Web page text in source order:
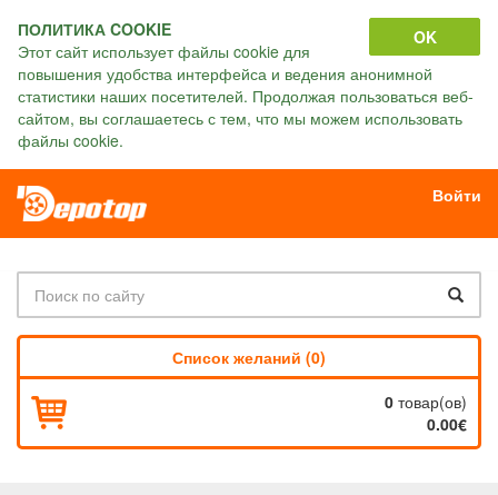
OK
ПОЛИТИКА COOKIE
Этот сайт использует файлы cookie для
повышения удобства интерфейса и ведения анонимной
статистики наших посетителей. Продолжая пользоваться веб-
сайтом, вы соглашаетесь с тем, что мы можем использовать
файлы cookie.
Войти
Список желаний (0)
0 товар(ов)
0.00€